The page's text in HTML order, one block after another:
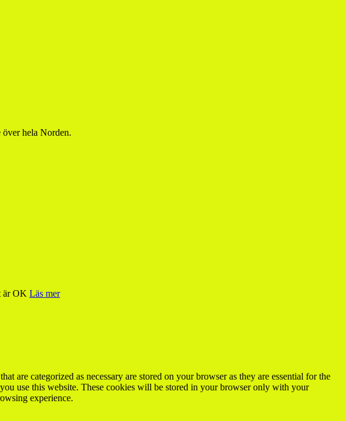
över hela Norden.
är OK Läs mer
are categorized as necessary are stored on your browser as they are essential for the
use this website. These cookies will be stored in your browser only with your
experience.